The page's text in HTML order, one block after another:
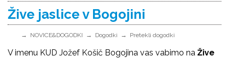
Žive jaslice v Bogojini
NOVICE&DOGODKI Dogodki Pretekli dogodki
V imenu KUD Jožef Košič Bogojina vas vabimo na Žive